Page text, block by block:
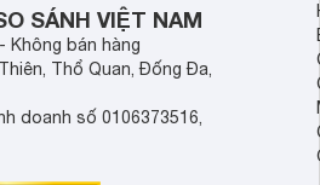
SÁNH VIỆT NAM
Không bán hàng
Thổ Quan, Đống Đa,
doanh số 0106373516,